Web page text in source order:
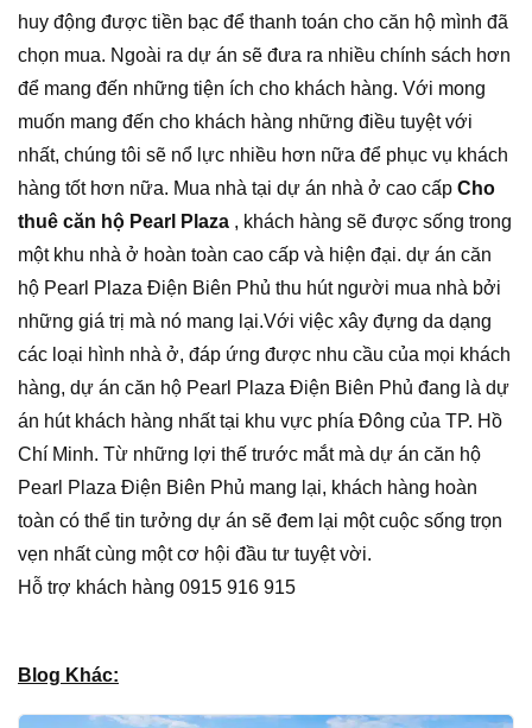
huy động được tiền bạc để thanh toán cho căn hộ mình đã
chọn mua. Ngoài ra dự án sẽ đưa ra nhiều chính sách hơn
để mang đến những tiện ích cho khách hàng. Với mong
muốn mang đến cho khách hàng những điều tuyệt với
nhất, chúng tôi sẽ nổ lực nhiều hơn nữa để phục vụ khách
hàng tốt hơn nữa. Mua nhà tại dự án nhà ở cao cấp Cho
thuê căn hộ Pearl Plaza , khách hàng sẽ được sống trong
một khu nhà ở hoàn toàn cao cấp và hiện đại. dự án căn
hộ Pearl Plaza Điện Biên Phủ thu hút người mua nhà bởi
những giá trị mà nó mang lại.Với việc xây đựng da dạng
các loại hình nhà ở, đáp ứng được nhu cầu của mọi khách
hàng, dự án căn hộ Pearl Plaza Điện Biên Phủ đang là dự
án hút khách hàng nhất tại khu vực phía Đông của TP. Hồ
Chí Minh. Từ những lợi thế trước mắt mà dự án căn hộ
Pearl Plaza Điện Biên Phủ mang lại, khách hàng hoàn
toàn có thể tin tưởng dự án sẽ đem lại một cuộc sống trọn
vẹn nhất cùng một cơ hội đầu tư tuyệt vời.
Hỗ trợ khách hàng 0915 916 915
Blog Khác: